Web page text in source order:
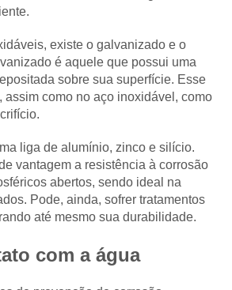
existe o galvanizado e o
é aquele que possui uma
sobre sua superfície. Esse
assim como no aço inoxidável, como
liga de alumínio, zinco e silício.
vantagem a resistência à corrosão
abertos, sendo ideal na
Pode, ainda, sofrer tratamentos
até mesmo sua durabilidade.
com a água